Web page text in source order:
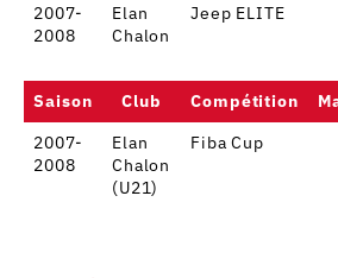
2007-
2008
Elan
Chalon
Jeep ELITE
Saison Club Compétition
2007-
2008
Elan
Chalon
(U21)
Fiba Cup